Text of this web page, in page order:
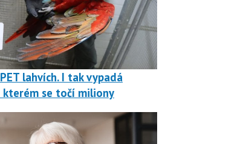
lahvích. I tak vypadá
kterém se točí miliony